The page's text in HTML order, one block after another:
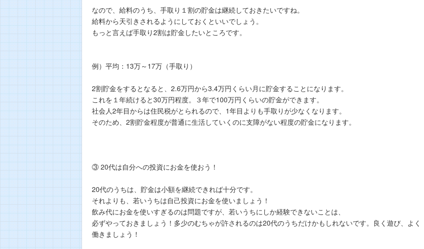
なので、給料のうち、手取り１割の貯金は継続しておきたいですね。
給料から天引きされるようにしておくといいでしょう。
もっと言えば手取り2割は貯金したいところです。
例）平均：13万～17万（手取り）
2割貯金をするとなると、2.6万円から3.4万円くらい月に貯金することになります。
これを１年続けると30万円程度。３年で100万円くらいの貯金ができます。
社会人2年目からは住民税がとられるので、1年目よりも手取りが少なくなります。
そのため、2割貯金程度が普通に生活していくのに支障がない程度の貯金になります。
③ 20代は自分への投資にお金を使おう！
20代のうちは、貯金は小額を継続できれば十分です。
それよりも、若いうちは自己投資にお金を使いましょう！
飲み代にお金を使いすぎるのは問題ですが、若いうちにしか経験できないことは、
必ずやっておきましょう！多少のむちゃが許されるのは20代のうちだけかもしれないです。良く遊び、よく
働きましょう！